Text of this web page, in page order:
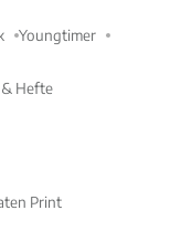
Youngtimer
Hefte
Print